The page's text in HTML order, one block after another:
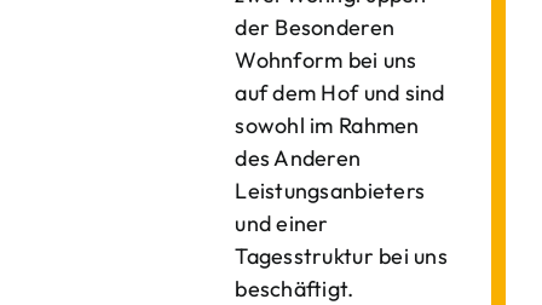
der Besonderen
Wohnform bei uns
auf dem Hof und sind
sowohl im Rahmen
des Anderen
Leistungsanbieters
und einer
Tagesstruktur bei uns
beschäftigt.